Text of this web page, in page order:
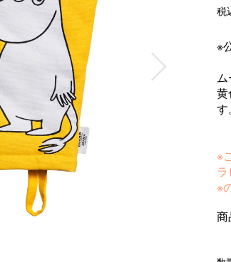
税
※
黄
す。
※
※
商